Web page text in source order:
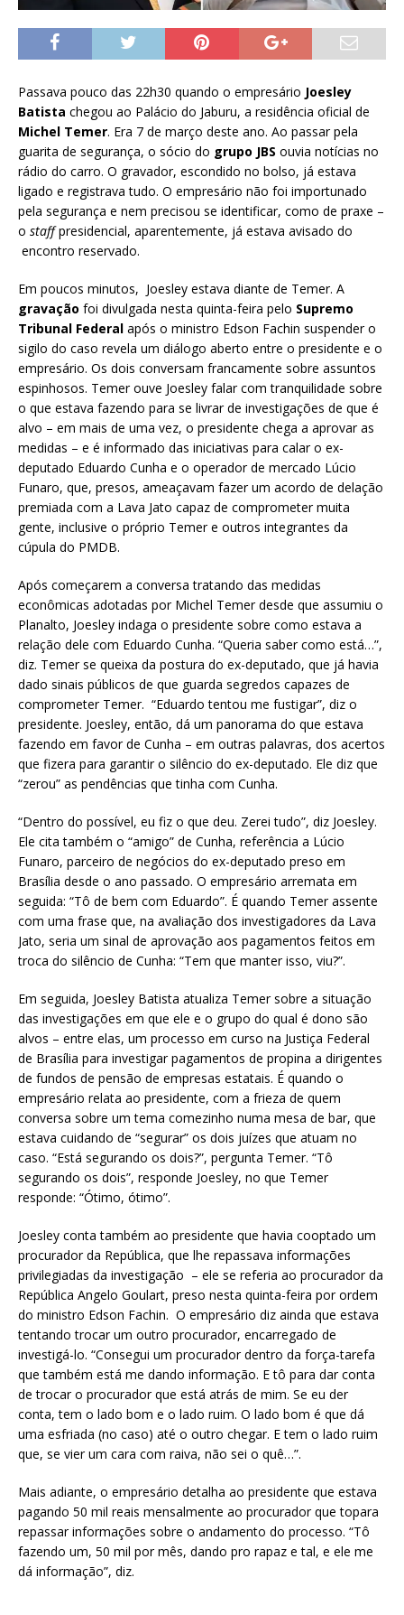
Passava pouco das 22h30 quando o empresário Joesley
Batista chegou ao Palácio do Jaburu, a residência oficial de
Michel Temer. Era 7 de março deste ano. Ao passar pela
guarita de segurança, o sócio do grupo JBS ouvia notícias no
rádio do carro. O gravador, escondido no bolso, já estava
ligado e registrava tudo. O empresário não foi importunado
pela segurança e nem precisou se identificar, como de praxe –
o staffpresidencial, aparentemente, já estava avisado do
encontro reservado.
Em poucos minutos, Joesley estava diante de Temer. A
gravação foi divulgada nesta quinta-feira pelo Supremo
Tribunal Federal após o ministro Edson Fachin suspender o
sigilo do caso revela um diálogo aberto entre o presidente e o
empresário. Os dois conversam francamente sobre assuntos
espinhosos. Temer ouve Joesley falar com tranquilidade sobre
o que estava fazendo para se livrar de investigações de que é
alvo – em mais de uma vez, o presidente chega a aprovar as
medidas – e é informado das iniciativas para calar o ex-
deputado Eduardo Cunha e o operador de mercado Lúcio
Funaro, que, presos, ameaçavam fazer um acordo de delação
premiada com a Lava Jato capaz de comprometer muita
gente, inclusive o próprio Temer e outros integrantes da
cúpula do PMDB.
Após começarem a conversa tratando das medidas
econômicas adotadas por Michel Temer desde que assumiu o
Planalto, Joesley indaga o presidente sobre como estava a
relação dele com Eduardo Cunha. “Queria saber como está…”,
diz. Temer se queixa da postura do ex-deputado, que já havia
dado sinais públicos de que guarda segredos capazes de
comprometer Temer. “Eduardo tentou me fustigar”, diz o
presidente. Joesley, então, dá um panorama do que estava
fazendo em favor de Cunha – em outras palavras, dos acertos
que fizera para garantir o silêncio do ex-deputado. Ele diz que
“zerou” as pendências que tinha com Cunha.
“Dentro do possível, eu fiz o que deu. Zerei tudo”, diz Joesley.
Ele cita também o “amigo” de Cunha, referência a Lúcio
Funaro, parceiro de negócios do ex-deputado preso em
Brasília desde o ano passado. O empresário arremata em
seguida: “Tô de bem com Eduardo”. É quando Temer assente
com uma frase que, na avaliação dos investigadores da Lava
Jato, seria um sinal de aprovação aos pagamentos feitos em
troca do silêncio de Cunha: “Tem que manter isso, viu?”.
Em seguida, Joesley Batista atualiza Temer sobre a situação
das investigações em que ele e o grupo do qual é dono são
alvos – entre elas, um processo em curso na Justiça Federal
de Brasília para investigar pagamentos de propina a dirigentes
de fundos de pensão de empresas estatais. É quando o
empresário relata ao presidente, com a frieza de quem
conversa sobre um tema comezinho numa mesa de bar, que
estava cuidando de “segurar” os dois juízes que atuam no
caso. “Está segurando os dois?”, pergunta Temer. “Tô
segurando os dois”, responde Joesley, no que Temer
responde: “Ótimo, ótimo”.
Joesley conta também ao presidente que havia cooptado um
procurador da República, que lhe repassava informações
privilegiadas da investigação – ele se referia ao procurador da
República Angelo Goulart, preso nesta quinta-feira por ordem
do ministro Edson Fachin. O empresário diz ainda que estava
tentando trocar um outro procurador, encarregado de
investigá-lo. “Consegui um procurador dentro da força-tarefa
que também está me dando informação. E tô para dar conta
de trocar o procurador que está atrás de mim. Se eu der
conta, tem o lado bom e o lado ruim. O lado bom é que dá
uma esfriada (no caso) até o outro chegar. E tem o lado ruim
que, se vier um cara com raiva, não sei o quê…”.
Mais adiante, o empresário detalha ao presidente que estava
pagando 50 mil reais mensalmente ao procurador que topara
repassar informações sobre o andamento do processo. “Tô
fazendo um, 50 mil por mês, dando pro rapaz e tal, e ele me
dá informação”, diz.